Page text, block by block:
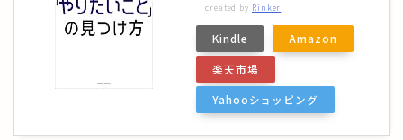
created by Rinker
Kindle Amazon
楽天市場
Yahooショッピング